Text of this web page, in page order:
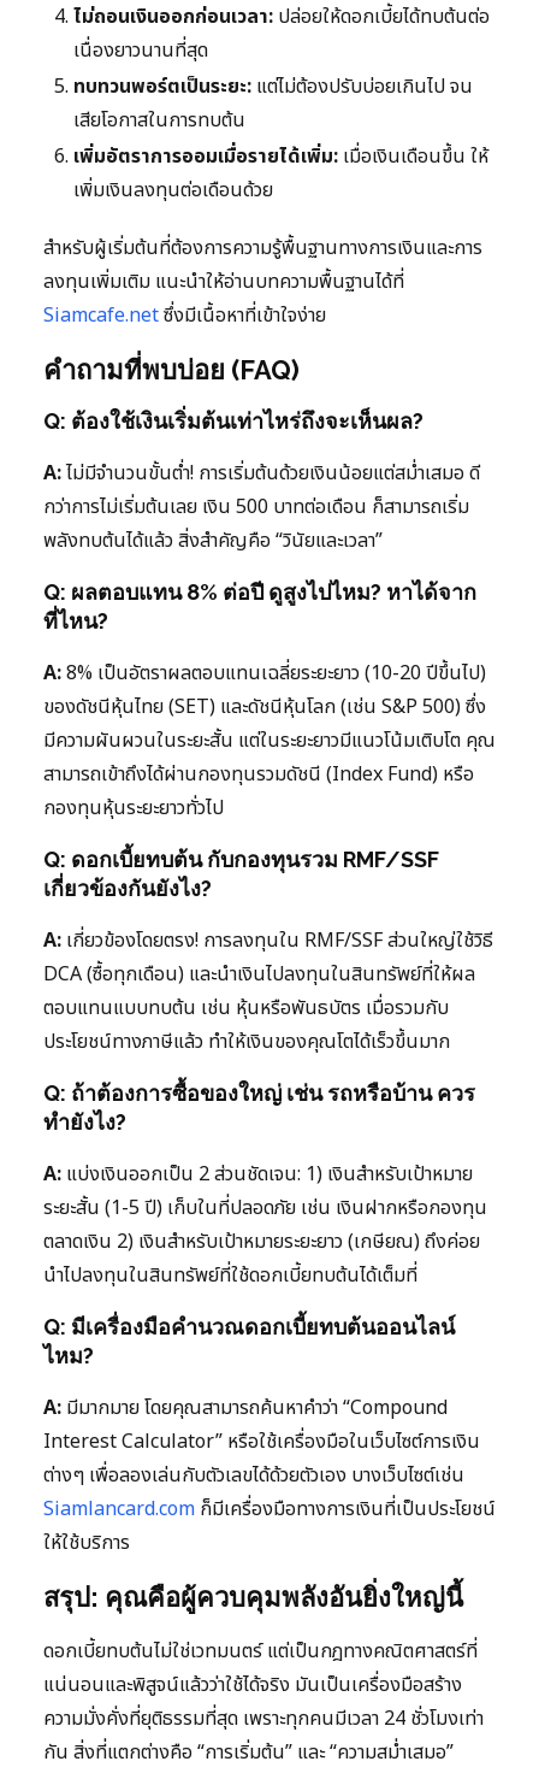
ไม่ถอนเงินออกก่อนเวลา: ปล่อยให้ดอกเบี้ยได้ทบต้นต่อ
เนื่องยาวนานที่สุด
ทบทวนพอร์ตเป็นระยะ: แต่ไม่ต้องปรับบ่อยเกินไป จน
เสียโอกาสในการทบต้น
เพิ่มอัตราการออมเมื่อรายได้เพิ่ม: เมื่อเงินเดือนขึ้น ให้
เพิ่มเงินลงทุนต่อเดือนด้วย
สำหรับผู้เริ่มต้นที่ต้องการความรู้พื้นฐานทางการเงินและการ
ลงทุนเพิ่มเติม แนะนำให้อ่านบทความพื้นฐานได้ที่
Siamcafe.netซึ่งมีเนื้อหาที่เข้าใจง่าย
คำถามที่พบบ่อย (FAQ)
Q: ต้องใช้เงินเริ่มต้นเท่าไหร่ถึงจะเห็นผล?
A:ไม่มีจำนวนขั้นต่ำ! การเริ่มต้นด้วยเงินน้อยแต่สม่ำเสมอ ดี
กว่าการไม่เริ่มต้นเลย เงิน 500 บาทต่อเดือน ก็สามารถเริ่ม
พลังทบต้นได้แล้ว สิ่งสำคัญคือ “วินัยและเวลา”
Q: ผลตอบแทน 8% ต่อปี ดูสูงไปไหม? หาได้จาก
ที่ไหน?
A:8% เป็นอัตราผลตอบแทนเฉลี่ยระยะยาว (10-20 ปีขึ้นไป)
ของดัชนีหุ้นไทย (SET) และดัชนีหุ้นโลก (เช่น S&P 500) ซึ่ง
มีความผันผวนในระยะสั้น แต่ในระยะยาวมีแนวโน้มเติบโต คุณ
สามารถเข้าถึงได้ผ่านกองทุนรวมดัชนี (Index Fund) หรือ
กองทุนหุ้นระยะยาวทั่วไป
Q: ดอกเบี้ยทบต้น กับกองทุนรวม RMF/SSF
เกี่ยวข้องกันยังไง?
A: เกี่ยวข้องโดยตรง! การลงทุนใน RMF/SSF ส่วนใหญ่ใช้วิธี
DCA (ซื้อทุกเดือน) และนำเงินไปลงทุนในสินทรัพย์ที่ให้ผล
ตอบแทนแบบทบต้น เช่น หุ้นหรือพันธบัตร เมื่อรวมกับ
ประโยชน์ทางภาษีแล้ว ทำให้เงินของคุณโตได้เร็วขึ้นมาก
Q: ถ้าต้องการซื้อของใหญ่ เช่น รถหรือบ้าน ควร
ทำยังไง?
A: แบ่งเงินออกเป็น 2 ส่วนชัดเจน: 1) เงินสำหรับเป้าหมาย
ระยะสั้น (1-5 ปี) เก็บในที่ปลอดภัย เช่น เงินฝากหรือกองทุน
ตลาดเงิน 2) เงินสำหรับเป้าหมายระยะยาว (เกษียณ) ถึงค่อย
นำไปลงทุนในสินทรัพย์ที่ใช้ดอกเบี้ยทบต้นได้เต็มที่
Q: มีเครื่องมือคำนวณดอกเบี้ยทบต้นออนไลน์
ไหม?
A: มีมากมาย โดยคุณสามารถค้นหาคำว่า “Compound
Interest Calculator” หรือใช้เครื่องมือในเว็บไซต์การเงิน
ต่างๆ เพื่อลองเล่นกับตัวเลขได้ด้วยตัวเอง บางเว็บไซต์เช่น
Siamlancard.com ก็มีเครื่องมือทางการเงินที่เป็นประโยชน์
ให้ใช้บริการ
สรุป: คุณคือผู้ควบคุมพลังอันยิ่งใหญ่นี้
ดอกเบี้ยทบต้นไม่ใช่เวทมนตร์ แต่เป็นกฎทางคณิตศาสตร์ที่
แน่นอนและพิสูจน์แล้วว่าใช้ได้จริง มันเป็นเครื่องมือสร้าง
ความมั่งคั่งที่ยุติธรรมที่สุด เพราะทุกคนมีเวลา 24 ชั่วโมงเท่า
กัน สิ่งที่แตกต่างคือ “การเริ่มต้น” และ “ความสม่ำเสมอ”